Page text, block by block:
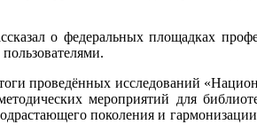
о федеральных площадках
проведённых исследований
мероприятий для
поколения и